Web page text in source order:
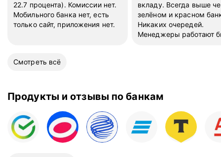
22.7 процента). Комиссии нет.
Мобильного банка нет, есть
только сайт, приложения нет.
вкладу. Всегда выше
зелёном и красном
Никаких очередей.
Менеджеры работают
Смотреть всё
Продукты и отзывы по банкам